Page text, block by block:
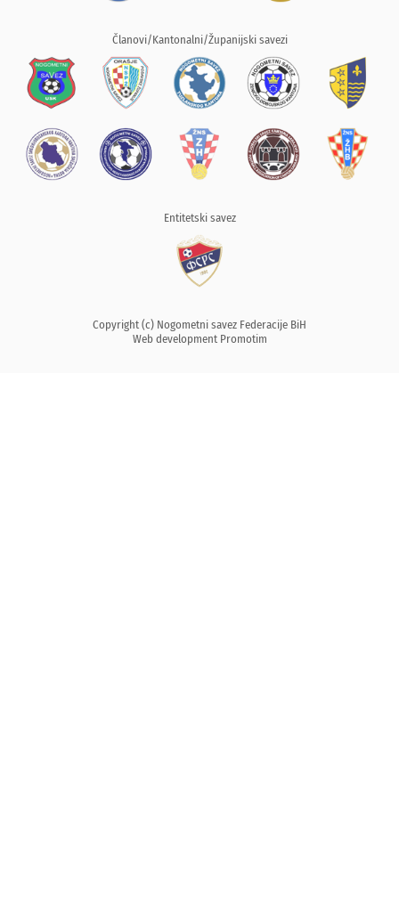
Članovi/Kantonalni/Županijski savezi
Entitetski savez
Copyright (c) Nogometni savez Federacije BiH
Web development Promotim